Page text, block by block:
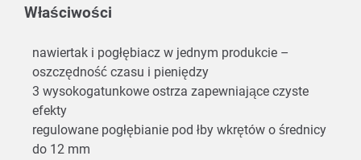
Właściwości
nawiertak i pogłębiacz w jednym produkcie –
oszczędność czasu i pieniędzy
3 wysokogatunkowe ostrza zapewniające czyste
efekty
regulowane pogłębianie pod łby wkrętów o średnicy
do 12 mm